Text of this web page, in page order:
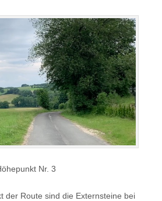
Nr. 3
der Route sind die Externsteine bei